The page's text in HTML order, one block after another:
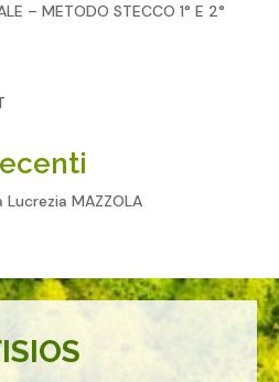
– METODO STECCO 1° E 2°
MAZZOLA